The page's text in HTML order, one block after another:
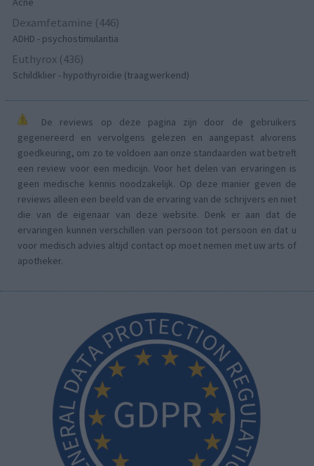
Dexamfetamine (446)
ADHD - psychostimulantia
Euthyrox (436)
Schildklier - hypothyroidie (traagwerkend)
De reviews op deze pagina zijn door de gebruikers
gegenereerd en vervolgens gelezen en aangepast alvorens
goedkeuring, om zo te voldoen aan onze standaarden wat betreft
een review voor een medicijn. Voor het delen van ervaringen is
geen medische kennis noodzakelijk. Op deze manier geven de
reviews alleen een beeld van de ervaring van de schrijvers en niet
die van de eigenaar van deze website. Denk er aan dat de
ervaringen kunnen verschillen van persoon tot persoon en dat u
voor medisch advies altijd contact op moet nemen met uw arts of
apotheker.